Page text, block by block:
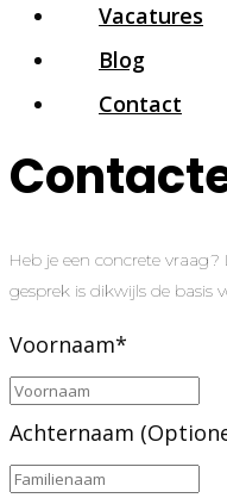
Vacatures
Blog
Contact
Heb je een concrete
gesprek is dikwijls de basis
Voornaam*
Achternaam